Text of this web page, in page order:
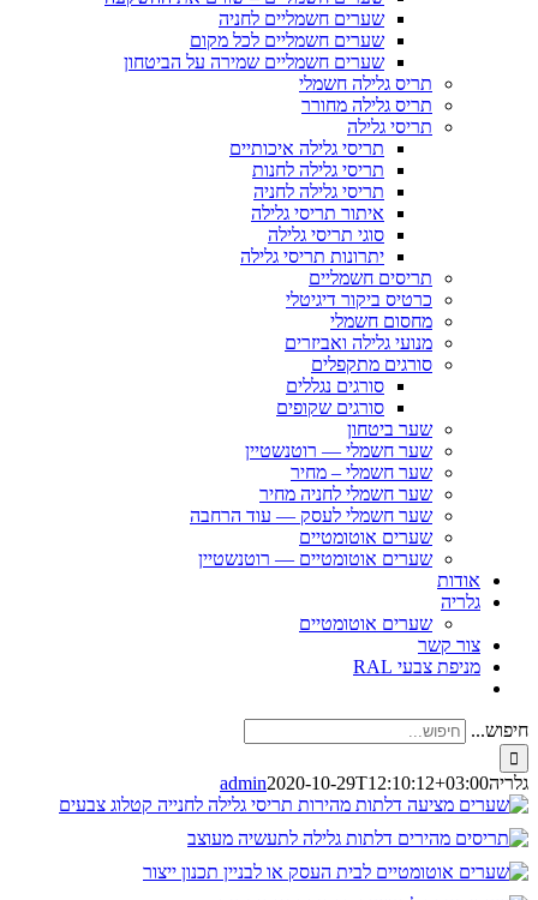
שערים חשמליים לחניה
שערים חשמליים לכל מקום
שערים חשמליים שמירה על הביטחון
תריס גלילה חשמלי
תריס גלילה מחורר
תריסי גלילה
תריסי גלילה איכותיים
תריסי גלילה לחנות
תריסי גלילה לחניה
איתור תריסי גלילה
סוגי תריסי גלילה
יתרונות תריסי גלילה
תריסים חשמליים
כרטיס ביקור דיגיטלי
מחסום חשמלי
מנועי גלילה ואביזרים
סורגים מתקפלים
סורגים נגללים
סורגים שקופים
שער ביטחון
שער חשמלי — רוטנשטיין
שער חשמלי – מחיר
שער חשמלי לחניה מחיר
שער חשמלי לעסק — עוד הרחבה
שערים אוטומטיים
שערים אוטומטיים — רוטנשטיין
אודות
גלריה
שערים אוטומטיים
צור קשר
מניפת צבעי RAL
חיפוש...
גלריה admin2020-10-29T12:10:12+03:00